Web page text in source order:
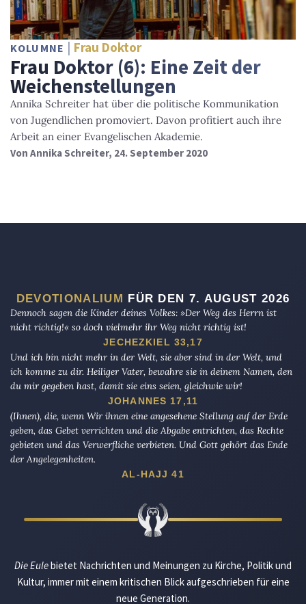
KOLUMNE Frau Doktor
Frau Doktor (6): Eine Zeit der
Weichenstellungen
Annika Schreiter hat über die politische Kommunikation
von Jugendlichen promoviert. Davon profitiert auch ihre
Arbeit an einer Evangelischen Akademie.
Von Annika Schreiter, 24. September 2020
DEVOTIONALIUM FÜR DEN 7. AUGUST 2026
Dennoch sagen die Kinder deines Volkes: »Der Weg des Herrn ist
nicht richtig!« so doch vielmehr ihr Weg nicht richtig ist!
JECHEZKIEL 33,17
Und ich bin nicht mehr in der Welt, sie aber sind in der Welt, und
ich komme zu dir. Heiliger Vater, bewahre sie in deinem Namen, den
du mir gegeben hast, damit sie eins seien, gleichwie wir!
JOHANNES 17,11
(Ihnen), die, wenn Wir ihnen eine angesehene Stellung auf der Erde
geben, das Gebet verrichten und die Abgabe entrichten, das Rechte
gebieten und das Verwerfliche verbieten. Und Gott gehört das Ende
der Angelegenheiten.
AL-HAJJ 41
Die Eulebietet Nachrichten und Meinungen zu Kirche, Politik und
Kultur, immer mit einem kritischen Blick aufgeschrieben für eine
neue Generation.